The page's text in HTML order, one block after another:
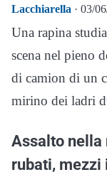
Lacchiarella · 03/
Una rapina
scena nel pieno
di camion di un
mirino dei ladri
Assalto nella
rubati, mezzi